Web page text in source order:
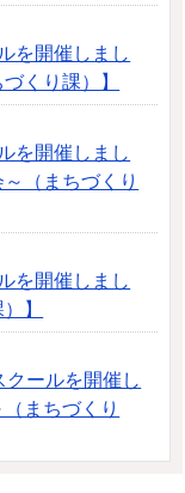
を開催しまし
くり課）】
を開催しまし
（まちづくり
を開催しまし
】
クールを開催し
まちづくり